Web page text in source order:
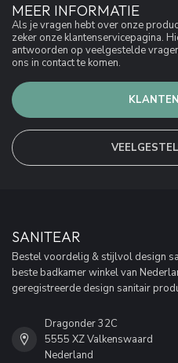
MEER INFORMATIE
Als je vragen hebt over onze
zeker onze klantenservicepagina.
antwoorden op veelgestelde
ons in contact te komen.
SANITEAR
Bestel voordelig & stijlvol design
beste badkamer winkel van
geregistreerde design sanitair
Dragonder 32C
5555 XZ Valkenswaard
Nederland